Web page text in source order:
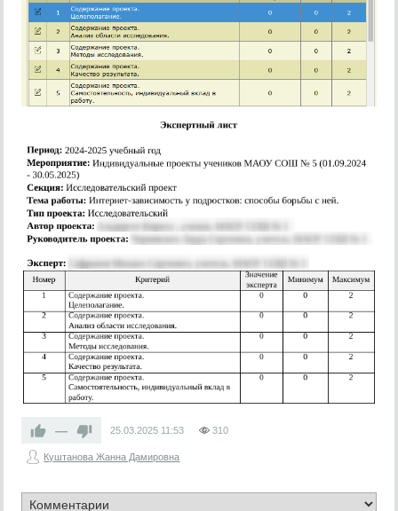
— 25.03.2025 11:53 310
Куштанова Жанна Дамировна